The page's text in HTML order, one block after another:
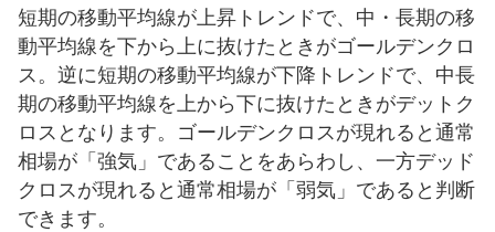
短期の移動平均線が上昇トレンドで、中・長期の移
動平均線を下から上に抜けたときがゴールデンクロ
ス。逆に短期の移動平均線が下降トレンドで、中長
期の移動平均線を上から下に抜けたときがデットク
ロスとなります。ゴールデンクロスが現れると通常
相場が「強気」であることをあらわし、一方デッド
クロスが現れると通常相場が「弱気」であると判断
できます。